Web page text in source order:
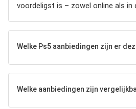
voordeligst is – zowel online als in
Welke Ps5 aanbiedingen zijn er
Welke aanbiedingen zijn